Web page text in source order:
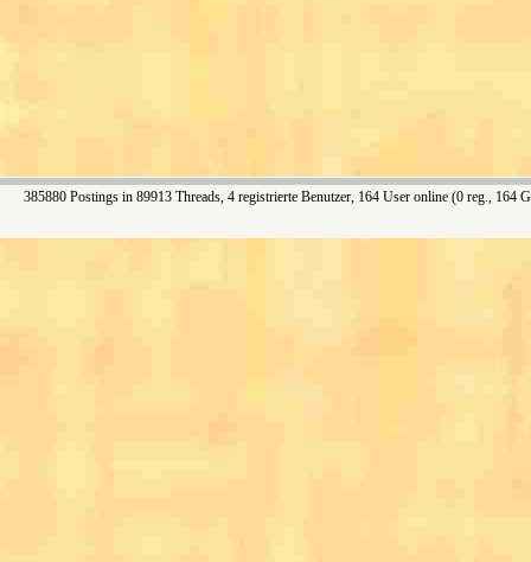
385880 Postings in 89913 Threads, 4 registrierte Benutzer, 164 User online (0 reg., 164